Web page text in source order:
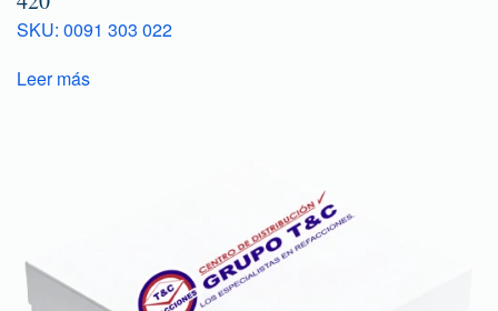
SKU: 0091 303 022
Leer más